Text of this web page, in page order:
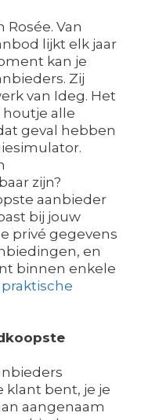
Van
lijkt elk jaar
kan je
Zij
van Ideg. Het
alle
geval hebben
zijn?
aanbieder
bij jouw
privé gegevens
en
binnen enkele
praktische
klant bent, je je
aangenaam